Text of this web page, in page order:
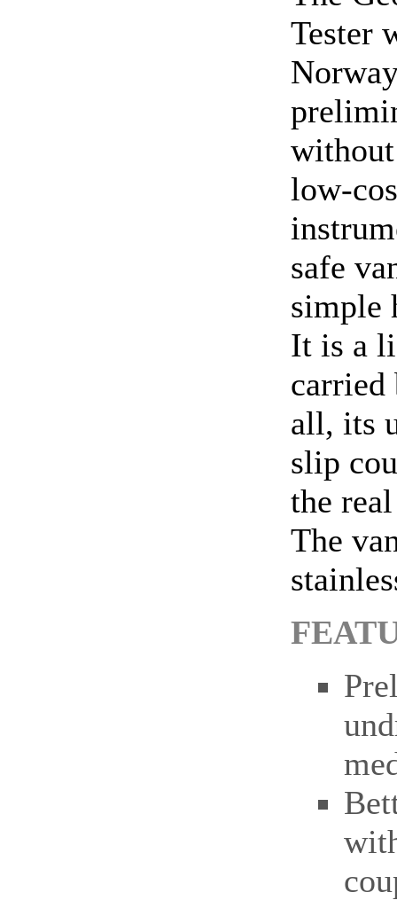
Tester
low-
safe
simple
It is a
carried
all, its
slip
the
The